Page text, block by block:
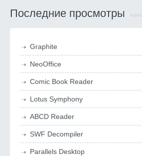
Последние просмотры
Graphite
NeoOffice
Comic Book Reader
Lotus Symphony
ABCD Reader
SWF Decompiler
Parallels Desktop